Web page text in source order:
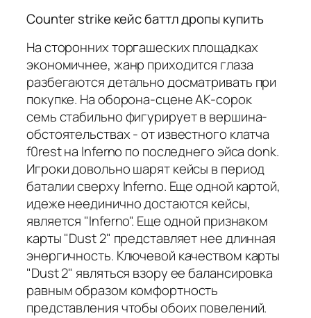
Counter strike кейс баттл дропы купить
На сторонних торгашеских площадках
экономичнее, жанр приходится глаза
разбегаются детально досматривать при
покупке. На оборона-сцене AK-сорок
семь стабильно фигурирует в вершина-
обстоятельствах - от известного клатча
f0rest на Inferno по последнего эйса donk.
Игроки довольно шарят кейсы в период
баталии сверху Inferno. Еще одной картой,
идеже неединично достаются кейсы,
является "Inferno". Еще одной признаком
карты "Dust 2" представляет нее длинная
энергичность. Ключевой качеством карты
"Dust 2" являться взору ее балансировка
равным образом комфортность
представления чтобы обоих повелений.